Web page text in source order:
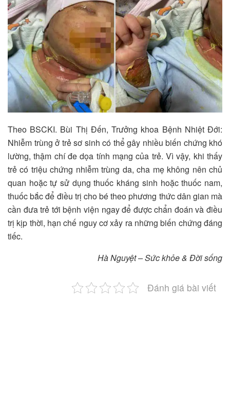
Theo BSCKI. Bùi Thị Đến, Trưởng khoa Bệnh Nhiệt Đới:
Nhiễm trùng ở trẻ sơ sinh có thể gây nhiều biến chứng khó
lường, thậm chí đe dọa tính mạng của trẻ. Vì vậy, khi thấy
trẻ có triệu chứng nhiễm trùng da, cha mẹ không nên chủ
quan hoặc tự sử dụng thuốc kháng sinh hoặc thuốc nam,
thuốc bắc để điều trị cho bé theo phương thức dân gian mà
cần đưa trẻ tới bệnh viện ngay để được chẩn đoán và điều
trị kịp thời, hạn chế nguy cơ xảy ra những biến chứng đáng
tiếc.
Hà Nguyệt – Sức khỏe & Đời sống
Đánh giá bài viết